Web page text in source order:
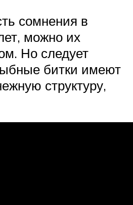
сомнения в
можно их
Но следует
битки имеют
структуру,